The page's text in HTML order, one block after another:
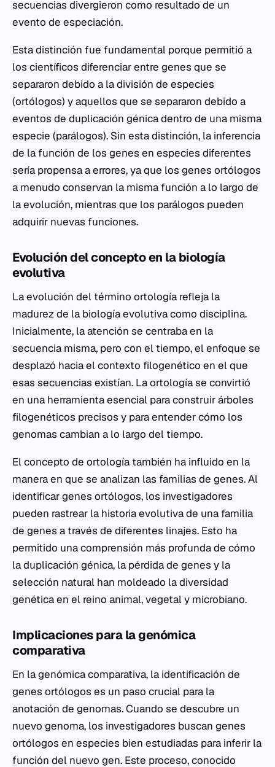
secuencias divergieron como resultado de un
evento de especiación.
Esta distinción fue fundamental porque permitió a
los científicos diferenciar entre genes que se
separaron debido a la división de especies
(ortólogos) y aquellos que se separaron debido a
eventos de duplicación génica dentro de una misma
especie (parálogos). Sin esta distinción, la inferencia
de la función de los genes en especies diferentes
sería propensa a errores, ya que los genes ortólogos
a menudo conservan la misma función a lo largo de
la evolución, mientras que los parálogos pueden
adquirir nuevas funciones.
Evolución del concepto en la biología
evolutiva
La evolución del término ortología refleja la
madurez de la biología evolutiva como disciplina.
Inicialmente, la atención se centraba en la
secuencia misma, pero con el tiempo, el enfoque se
desplazó hacia el contexto filogenético en el que
esas secuencias existían. La ortología se convirtió
en una herramienta esencial para construir árboles
filogenéticos precisos y para entender cómo los
genomas cambian a lo largo del tiempo.
El concepto de ortología también ha influido en la
manera en que se analizan las familias de genes. Al
identificar genes ortólogos, los investigadores
pueden rastrear la historia evolutiva de una familia
de genes a través de diferentes linajes. Esto ha
permitido una comprensión más profunda de cómo
la duplicación génica, la pérdida de genes y la
selección natural han moldeado la diversidad
genética en el reino animal, vegetal y microbiano.
Implicaciones para la genómica
comparativa
En la genómica comparativa, la identificación de
genes ortólogos es un paso crucial para la
anotación de genomas. Cuando se descubre un
nuevo genoma, los investigadores buscan genes
ortólogos en especies bien estudiadas para inferir la
función del nuevo gen. Este proceso, conocido